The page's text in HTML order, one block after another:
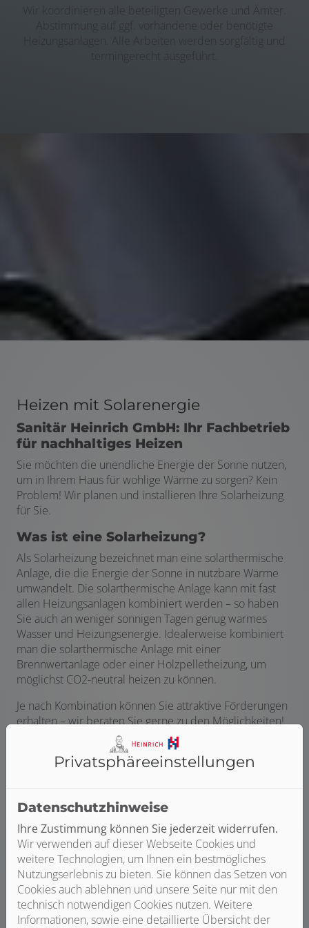
Wir koordinieren alle beteiligten Gewerke und Ämter.
Abstimmung auf ggf. vorhandene oder benötigte
Heizungsanlagen. Alle Arbeiten werden sorgfältig und
termingerecht ausgeführt.
Heizen mit Solarenergie
Sanitär Heinrich GmbH: Ihr Fachbetrieb
für nachhaltiges Heizen
Sie möchten die unendliche Energie der Sonne nutzen,
um in Ihrem Haus für wohlige Wärme zu sorgen? Kein
Problem! Wir planen und installieren Ihre Solarheizung
für Sie.
Was ist eine Solarheizung?
Als Solarheizung bezeichnet man eine solarthermische
Anlage, die die Energie der Sonne in nutzbare Wärme
umwandelt. Die solarthermische Anlage kann mit fast
allen Heizungsanlagen kombiniert werden – so haben
Sie auch an weniger sonnigen Tagen genug warmes
Wasser und Heizungsenergie. Idealerweise kombiniert
man die solarthermische Anlage mit einer
Brennwertanlage oder einer Holzpelletheizung, um
möglichst CO2-neutral heizen zu können.
Je nach Kombination können Sie attraktive Förderungen
erhalten – wir beraten Sie gerne zu den Möglichkeiten!
Gemeinsam besprechen wir Ihre Wünsche und
Anforderungen, um basierend darauf zu prüfen, welche
Sie am besten geeignet ist. Bei der Installation
übernehmen wir zudem die Koordination anderer
Gewerke und arbeiten eng mit Partnerunternehmen
und renommierten Marken zusammen. So bekommen
Sie höchste Qualität, sowohl bei der Arbeit als auch den
Produkten.
Privatsphäre­einstellungen
Datenschutzhinweise
Ihre Zustimmung können Sie jederzeit widerrufen.
Wir verwenden auf dieser Webseite Cookies und
weitere Technologien, um Ihnen ein bestmögliches
Nutzungserlebnis zu bieten. Sie können das Setzen von
Cookies auch ablehnen und unsere Seite nur mit den
technisch notwendigen Cookies nutzen. Weitere
Informationen, sowie eine detaillierte Übersicht der